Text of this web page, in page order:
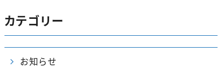
o
k
カテゴリー
お知らせ